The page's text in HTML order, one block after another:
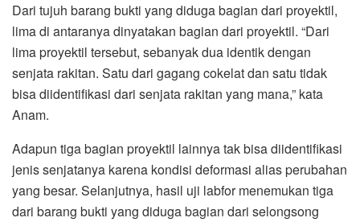
Dari tujuh barang bukti yang diduga bagian dari proyektil,
lima di antaranya dinyatakan bagian dari proyektil. “Dari
lima proyektil tersebut, sebanyak dua identik dengan
senjata rakitan. Satu dari gagang cokelat dan satu tidak
bisa diidentifikasi dari senjata rakitan yang mana,” kata
Anam.
Adapun tiga bagian proyektil lainnya tak bisa diidentifikasi
jenis senjatanya karena kondisi deformasi alias perubahan
yang besar. Selanjutnya, hasil uji labfor menemukan tiga
dari barang bukti yang diduga bagian dari selongsong